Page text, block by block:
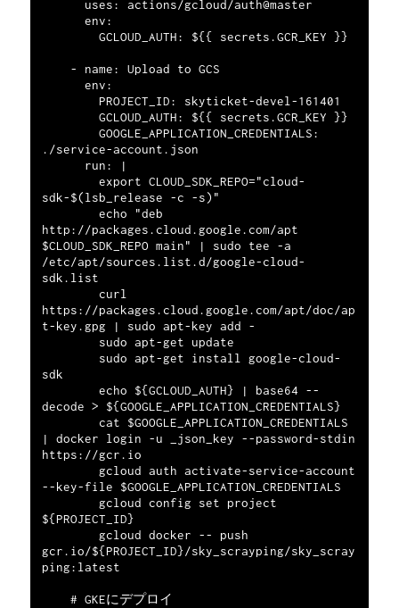
      env:
        GCLOUD_AUTH: ${{ secrets.GCR_KEY }}
      env:
        PROJECT_ID: skyticket-devel-161401
        GCLOUD_AUTH: ${{ secrets.GCR_KEY }}
        GOOGLE_APPLICATION_CREDENTIALS:
./service-account.json
        export CLOUD_SDK_REPO="cloud-
sdk-$(lsb_release -c -s)"
        echo "deb
http://packages.cloud.google.com/apt
$CLOUD_SDK_REPO main" | sudo tee -a
/etc/apt/sources.list.d/google-cloud-
sdk.list
        curl
https://packages.cloud.google.com/apt/doc/ap
t-key.gpg | sudo apt-key add -
sdk
        echo ${GCLOUD_AUTH} | base64 --
decode > ${GOOGLE_APPLICATION_CREDENTIALS}
        cat $GOOGLE_APPLICATION_CREDENTIALS
| docker login -u _json_key --password-stdin
https://gcr.io
--key-file $GOOGLE_APPLICATION_CREDENTIALS
${PROJECT_ID}
gcr.io/${PROJECT_ID}/sky_scrayping/sky_scray
ping:latest
    # GKEにデプロイ